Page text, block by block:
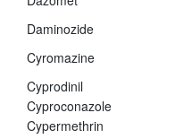
Daminozide
Cyromazine
Cyprodinil
Cyproconazole
Cypermethrin